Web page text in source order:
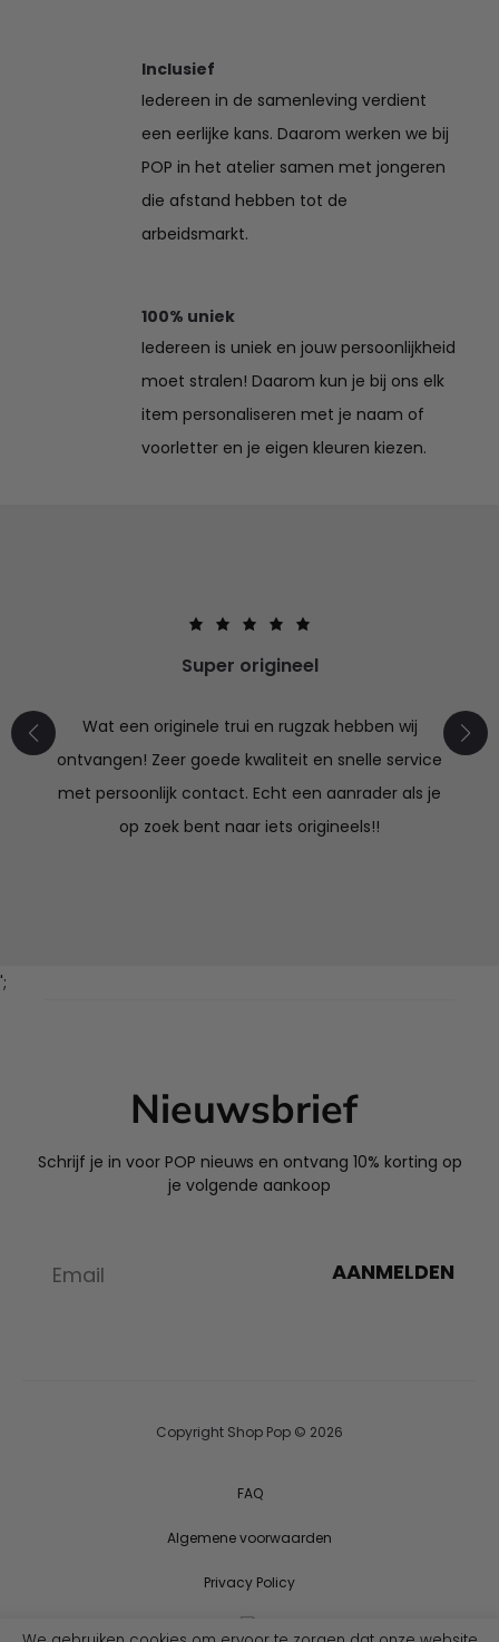
Inclusief
Iedereen in de samenleving verdient
een eerlijke kans. Daarom werken we bij
POP in het atelier samen met jongeren
die afstand hebben tot de
arbeidsmarkt.
100% uniek
Iedereen is uniek en jouw persoonlijkheid
moet stralen! Daarom kun je bij ons elk
item personaliseren met je naam of
voorletter en je eigen kleuren kiezen.
Super origineel
Wat een originele trui en rugzak hebben wij
ontvangen! Zeer goede kwaliteit en snelle service
met persoonlijk contact. Echt een aanrader als je
op zoek bent naar iets origineels!!
';
Nieuwsbrief
Schrijf je in voor POP nieuws en ontvang 10% korting op
je volgende aankoop
AANMELDEN
Copyright Shop Pop © 2026
FAQ
Algemene voorwaarden
Privacy Policy